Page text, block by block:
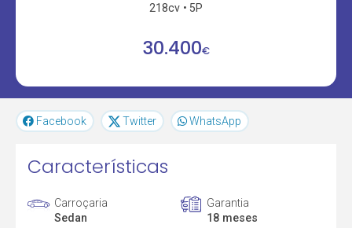
218cv
5P
30.400€
Facebook Twitter WhatsApp
Características
Carroçaria
Sedan
Garantia
18 meses